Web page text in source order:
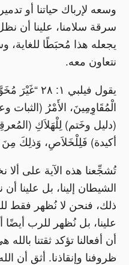
وسعه لإرباك حياتنا أو
سرقة سلامنا، علينا أن
يجعله هذا مُحبَطًا للغاية،
نتعاون معه.
يقول
الْمُقَاوِمِينَ، الأَمْرُ
(دليل وخَتم) لِلْهَلاَكِ
أكيدة) فَلِلْخَلاَصِ، وَذلِكَ مِنَ
تُشجِّعنا هذه الآية على ألا
الشيطان إلينا، بل علينا
ذلك، فنحن لا نُظهر فقط
علينا، بل نُظهر للرب أيضًا
أن أفعالنا تؤكد ثقتنا
ظروفنا وإنقاذنا. أثق أن